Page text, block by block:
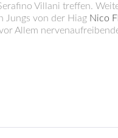
Villani treffen.
Jungs von der Hiag Nico
Allem